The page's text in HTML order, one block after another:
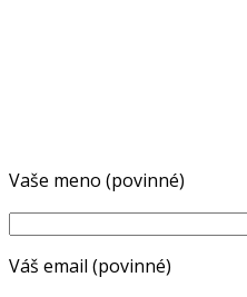
Vaše meno (povinné)
Váš email (povinné)